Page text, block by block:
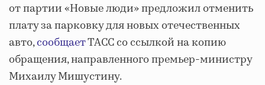
от партии «Новые люди» предложил отменить
плату за парковку для новых отечественных
авто,сообщаетТАСС со ссылкой на копию
обращения, направленного премьер-министру
Михаилу Мишустину.